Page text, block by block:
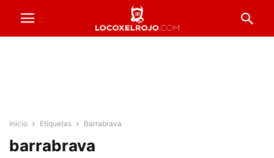
Inicio Etiquetas Barrabrava
barrabrava